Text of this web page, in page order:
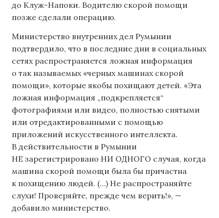
до Клуж-Напоки. Водителю скорой помощи
позже сделали операцию.
Министерство внутренних дел Румынии
подтвердило, что в последние дни в социальных
сетях распространяется ложная информация
о так называемых «черных машинах скорой
помощи», которые якобы похищают детей. «Эта
ложная информация „подкрепляется“
фотографиями или видео, полностью снятыми
или отредактированными с помощью
приложений искусственного интеллекта.
В действительности в Румынии
НЕ зарегистрировано НИ ОДНОГО случая, когда
машина скорой помощи была бы причастна
к похищению людей. (…) Не распространяйте
слухи! Проверяйте, прежде чем верить!», —
добавило министерство.